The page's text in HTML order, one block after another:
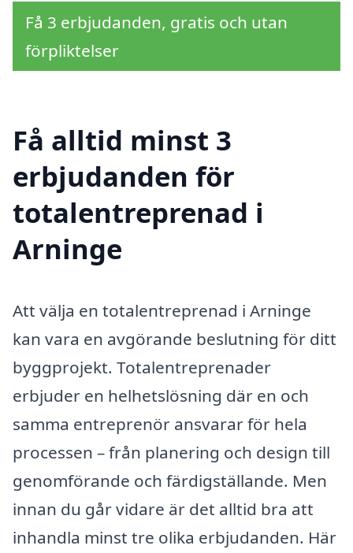
Få 3 erbjudanden, gratis och utan
förpliktelser
Få alltid minst 3
erbjudanden för
totalentreprenad i
Arninge
Att välja en totalentreprenad i Arninge
kan vara en avgörande beslutning för ditt
byggprojekt. Totalentreprenader
erbjuder en helhetslösning där en och
samma entreprenör ansvarar för hela
processen – från planering och design till
genomförande och färdigställande. Men
innan du går vidare är det alltid bra att
inhandla minst tre olika erbjudanden. Här